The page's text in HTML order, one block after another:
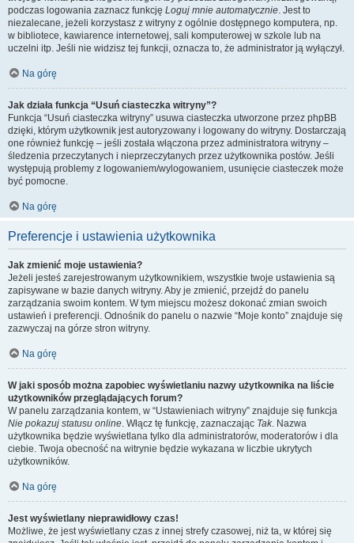
podczas logowania zaznacz funkcję Loguj mnie automatycznie. Jest to
niezalecane, jeżeli korzystasz z witryny z ogólnie dostępnego komputera, np.
w bibliotece, kawiarence internetowej, sali komputerowej w szkole lub na
uczelni itp. Jeśli nie widzisz tej funkcji, oznacza to, że administrator ją wyłączył.
Na górę
Jak działa funkcja “Usuń ciasteczka witryny”?
Funkcja “Usuń ciasteczka witryny” usuwa ciasteczka utworzone przez phpBB
dzięki, którym użytkownik jest autoryzowany i logowany do witryny. Dostarczają
one również funkcję – jeśli została włączona przez administratora witryny –
śledzenia przeczytanych i nieprzeczytanych przez użytkownika postów. Jeśli
występują problemy z logowaniem/wylogowaniem, usunięcie ciasteczek może
być pomocne.
Na górę
Preferencje i ustawienia użytkownika
Jak zmienić moje ustawienia?
Jeżeli jesteś zarejestrowanym użytkownikiem, wszystkie twoje ustawienia są
zapisywane w bazie danych witryny. Aby je zmienić, przejdź do panelu
zarządzania swoim kontem. W tym miejscu możesz dokonać zmian swoich
ustawień i preferencji. Odnośnik do panelu o nazwie “Moje konto” znajduje się
zazwyczaj na górze stron witryny.
Na górę
W jaki sposób można zapobiec wyświetlaniu nazwy użytkownika na liście
użytkowników przeglądających forum?
W panelu zarządzania kontem, w “Ustawieniach witryny” znajduje się funkcja
Nie pokazuj statusu online. Włącz tę funkcję, zaznaczając Tak. Nazwa
użytkownika będzie wyświetlana tylko dla administratorów, moderatorów i dla
ciebie. Twoja obecność na witrynie będzie wykazana w liczbie ukrytych
użytkowników.
Na górę
Jest wyświetlany nieprawidłowy czas!
Możliwe, że jest wyświetlany czas z innej strefy czasowej, niż ta, w której się